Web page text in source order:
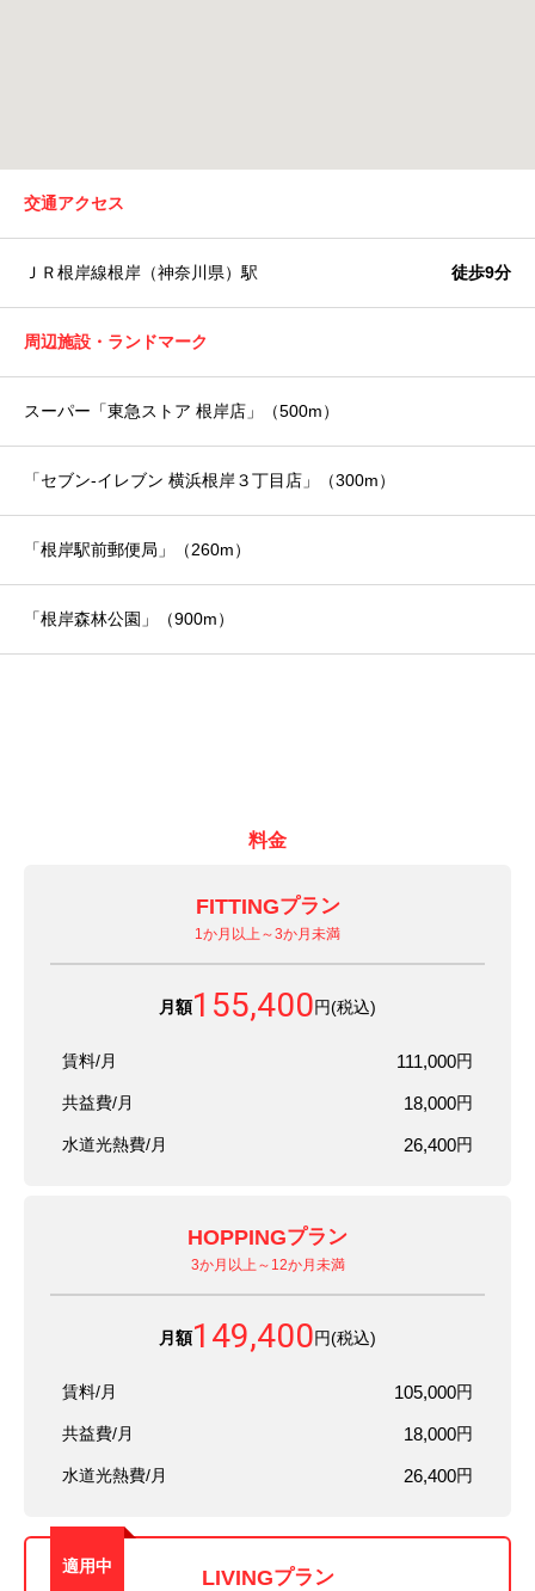
交通アクセス
ＪＲ根岸線根岸（神奈川県）駅 徒歩9分
周辺施設・ランドマーク
スーパー「東急ストア 根岸店」（500m）
「セブン-イレブン 横浜根岸３丁目店」（300m）
「根岸駅前郵便局」（260m）
「根岸森林公園」（900m）
料金
FITTINGプラン
1か月以上～3か月未満
月額155,400円(税込)
賃料/月 111,000円
共益費/月 18,000円
水道光熱費/月 26,400円
HOPPINGプラン
3か月以上～12か月未満
月額149,400円(税込)
賃料/月 105,000円
共益費/月 18,000円
水道光熱費/月 26,400円
適用中 LIVINGプラン